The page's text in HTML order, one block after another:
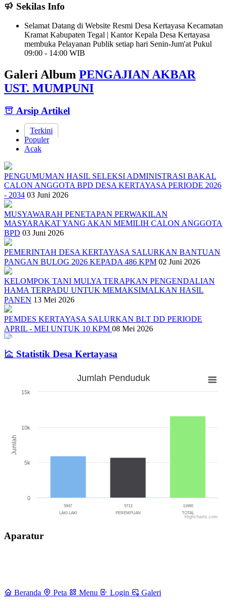
Sekilas Info
Selamat Datang di Website Resmi Desa Kertayasa Kecamatan
Kramat Kabupaten Tegal | Kantor Kepala Desa Kertayasa
membuka Pelayanan Publik setiap hari Senin-Jum'at Pukul
09:00 - 14:00 WIB
Galeri Album PENGAJIAN AKBAR
UST. MUMPUNI
Arsip Artikel
Terkini
Populer
Acak
PENGUMUMAN HASIL SELEKSI ADMINISTRASI BAKAL
CALON ANGGOTA BPD DESA KERTAYASA PERIODE 2026
- 2034 03 Juni 2026
MUSYAWARAH PENETAPAN PERWAKILAN
MASYARAKAT YANG AKAN MEMILIH CALON ANGGOTA
BPD 03 Juni 2026
PEMERINTAH DESA KERTAYASA SALURKAN BANTUAN
PANGAN BULOG 2026 KEPADA 486 KPM 02 Juni 2026
KELOMPOK TANI MULYA TERAPKAN PENGENDALIAN
HAMA TERPADU UNTUK MEMAKSIMALKAN HASIL
PANEN 13 Mei 2026
PEMDES KERTAYASA SALURKAN BLT DD PERIODE
APRIL - MEI UNTUK 10 KPM 08 Mei 2026
SOSIALISASI TENTANG PEMILIHAN ANGGOTA BPD DAN
PEMBENTUKAN PANITIA PENGISIAN ANGGOTA BPD
PEMERINTAH DESA KERTAYASA SALURKAN BLT DD
PERIODE JANUARI - MARET 2026
Pelantikan dan Pengukuhan Pengurus RT/RW Desa Kertayas Tahun
09 Juli 2020
Statistik Desa Kertayasa
Jumlah
Jumlah Penduduk
5947
LAKI-LAKI
5713
PEREMPUAN
11660
TOTAL
0
5k
10k
15k
Highcharts.com
Aparatur
Beranda Peta Menu Login Galeri